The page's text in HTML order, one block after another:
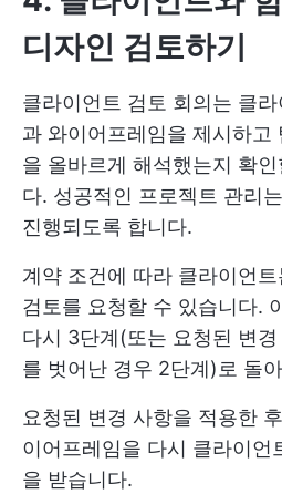
디자인 검토하기
클라이언트 검토 회의는 클
과 와이어프레임을 제시하고
을 올바르게 해석했는지 확
다. 성공적인 프로젝트 관리
진행되도록 합니다.
계약 조건에 따라 클라이언
검토를 요청할 수 있습니다.
다시 3단계(또는 요청된 변
를 벗어난 경우 2단계)로 돌
요청된 변경 사항을 적용한
이어프레임을 다시 클라이언
을 받습니다.